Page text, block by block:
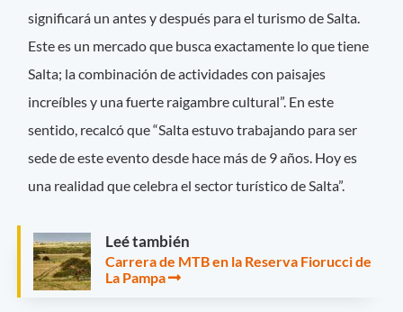
significará un antes y después para el turismo de Salta.
Este es un mercado que busca exactamente lo que tiene
Salta; la combinación de actividades con paisajes
increíbles y una fuerte raigambre cultural”. En este
sentido, recalcó que “Salta estuvo trabajando para ser
sede de este evento desde hace más de 9 años. Hoy es
una realidad que celebra el sector turístico de Salta”.
Leé también
Carrera de MTB en la Reserva Fiorucci de
La Pampa